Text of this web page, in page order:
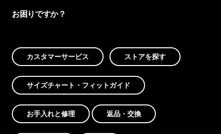
お困りですか？
カスタマーサービス ストアを探す
サイズチャート・フィットガイド
お手入れと修理 返品・交換